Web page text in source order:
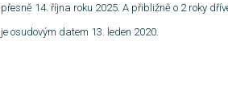
přesně 14. října roku 2025. A přibližně o 2 roky
je osudovým datem 13. leden 2020.